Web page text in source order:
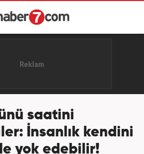
saatini
İnsanlık kendini
yok edebilir!